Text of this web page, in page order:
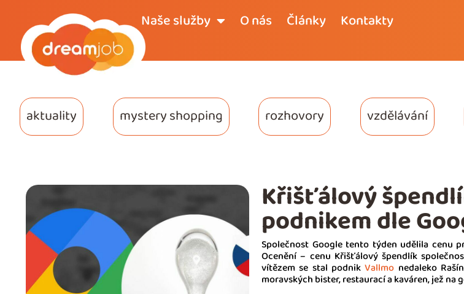
Naše služby O nás Články Kontakty
aktuality mystery shopping rozhovory vzdělávání
Společnost Google tento týden udělila cenu
Ocenění – cenu Křišťálový špendlík
vítězem se stal podnikVallmo nedaleko
moravských bister, restaurací a kaváren, jež
Křišťálový
podnikem dle